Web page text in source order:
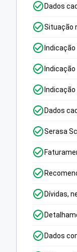
Dados
Situação
Dados
Serasa
Dívidas,
Dados